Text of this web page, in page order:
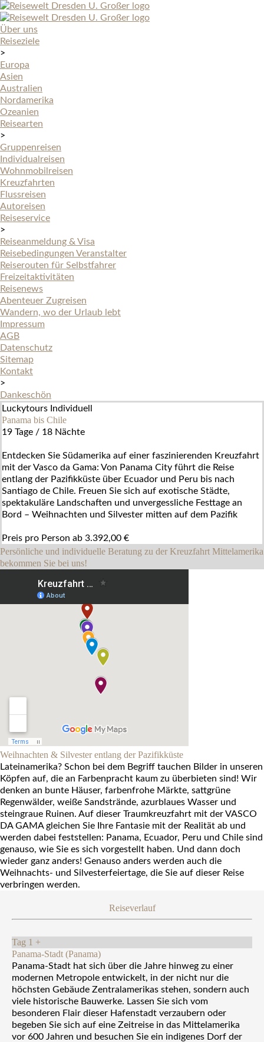
Über uns
Reiseziele
>
Europa
Asien
Australien
Nordamerika
Ozeanien
Reisearten
>
Gruppenreisen
Individualreisen
Wohnmobilreisen
Kreuzfahrten
Flussreisen
Autoreisen
Reiseservice
>
Reiseanmeldung & Visa
Reisebedingungen Veranstalter
Reiserouten für Selbstfahrer
Freizeitaktivitäten
Reisenews
Abenteuer Zugreisen
Wandern, wo der Urlaub lebt
Impressum
AGB
Datenschutz
Sitemap
Kontakt
>
Dankeschön
Luckytours Individuell
Panama bis Chile
19 Tage / 18 Nächte
Entdecken Sie Südamerika auf einer faszinierenden Kreuzfahrt
mit der Vasco da Gama: Von Panama City führt die Reise
entlang der Pazifikküste über Ecuador und Peru bis nach
Santiago de Chile. Freuen Sie sich auf exotische Städte,
spektakuläre Landschaften und unvergessliche Festtage an
Bord – Weihnachten und Silvester mitten auf dem Pazifik
Preis pro Person ab 3.392,00 €
Persönliche und individuelle Beratung zu der Kreuzfahrt Mittelamerika
bekommen Sie bei uns!
Weihnachten & Silvester entlang der Pazifikküste
Lateinamerika? Schon bei dem Begriff tauchen Bilder in unseren
Köpfen auf, die an Farbenpracht kaum zu überbieten sind! Wir
denken an bunte Häuser, farbenfrohe Märkte, sattgrüne
Regenwälder, weiße Sandstrände, azurblaues Wasser und
steingraue Ruinen. Auf dieser Traumkreuzfahrt mit der VASCO
DA GAMA gleichen Sie Ihre Fantasie mit der Realität ab und
werden dabei feststellen: Panama, Ecuador, Peru und Chile sind
genauso, wie Sie es sich vorgestellt haben. Und dann doch
wieder ganz anders! Genauso anders werden auch die
Weihnachts- und Silvesterfeiertage, die Sie auf dieser Reise
verbringen werden.
Reiseverlauf
Tag 1 +
Panama-Stadt (Panama)
Panama-Stadt hat sich über die Jahre hinweg zu einer
modernen Metropole entwickelt, in der nicht nur die
höchsten Gebäude Zentralamerikas stehen, sondern auch
viele historische Bauwerke. Lassen Sie sich vom
besonderen Flair dieser Hafenstadt verzaubern oder
begeben Sie sich auf eine Zeitreise in das Mittelamerika
vor 600 Jahren und besuchen Sie ein indigenes Dorf der